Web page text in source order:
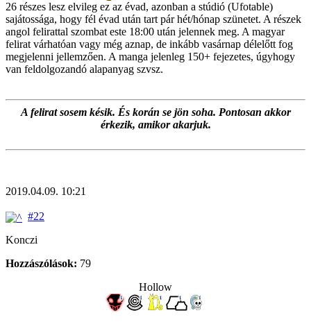
26 részes lesz elvileg ez az évad, azonban a stúdió (Ufotable)
sajátossága, hogy fél évad után tart pár hét/hónap szünetet. A részek
angol felirattal szombat este 18:00 után jelennek meg. A magyar
felirat várhatóan vagy még aznap, de inkább vasárnap délelőtt fog
megjelenni jellemzően. A manga jelenleg 150+ fejezetes, úgyhogy
van feldolgozandó alapanyag szvsz.
A felirat sosem késik. És korán se jön soha. Pontosan akkor
érkezik, amikor akarjuk.
2019.04.09. 10:21
#22
Konczi
Hozzászólások: 79
Hollow